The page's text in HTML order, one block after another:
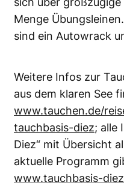
Menge
sind ein Autowrack
Weitere Infos zur
aus dem klaren See
www.tauchen.de/
tauchbasis-diez; alle
Diez“ mit Übersicht
aktuelle Programm
www.tauchbasis-